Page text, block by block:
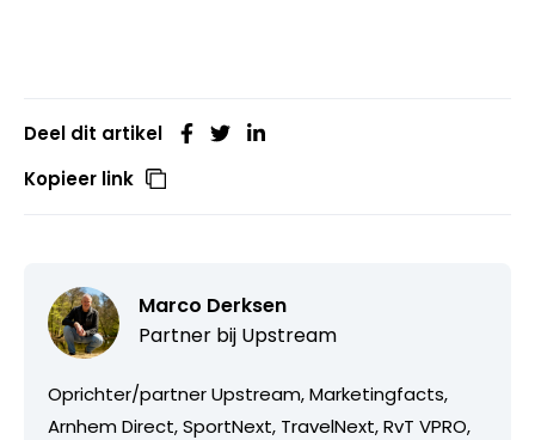
Deel dit artikel
Kopieer link
Marco Derksen
Partner bij Upstream
Oprichter/partner Upstream, Marketingfacts,
Arnhem Direct, SportNext, TravelNext, RvT VPRO,